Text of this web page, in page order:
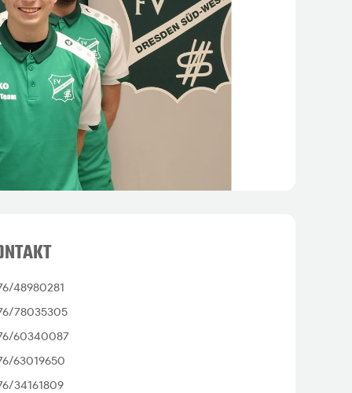
48980281
78035305
60340087
63019650
34161809